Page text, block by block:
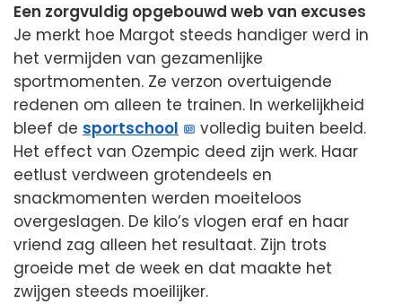
Een zorgvuldig opgebouwd web van excuses
Je merkt hoe Margot steeds handiger werd in
het vermijden van gezamenlijke
sportmomenten. Ze verzon overtuigende
redenen om alleen te trainen. In werkelijkheid
bleef de sportschool
volledig buiten beeld.
Het effect van Ozempic deed zijn werk. Haar
eetlust verdween grotendeels en
snackmomenten werden moeiteloos
overgeslagen. De kilo’s vlogen eraf en haar
vriend zag alleen het resultaat. Zijn trots
groeide met de week en dat maakte het
zwijgen steeds moeilijker.